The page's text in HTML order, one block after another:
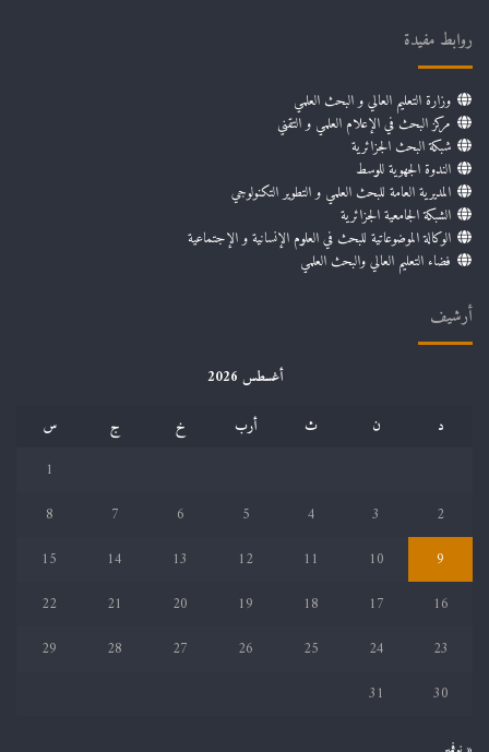
روابط مفيدة
وزارة التعليم العالي و البحث العلمي
مركز البحث في الإعلام العلمي و التقني
شبكة البحث الجزائرية
الندوة الجهوية للوسط
المديرية العامة للبحث العلمي و التطوير التكنولوجي
الشبكة الجامعية الجزائرية
الوكالة الموضوعاتية للبحث في العلوم الإنسانية و الإجتماعية
فضاء التعليم العالي والبحث العلمي
أرشيف
أغسطس 2026
د
ن ث أرب خ ج
س
1
2
3
4
5
6
7
8
9
10
11
12
13
14
15
16
17
18
19
20
21
22
23
24
25
26
27
28
29
30
31